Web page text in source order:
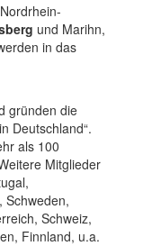
und Marihn,
in das
gründen die
Deutschland“.
als 100
Mitglieder
Schweden,
Schweiz,
Finnland, u.a.